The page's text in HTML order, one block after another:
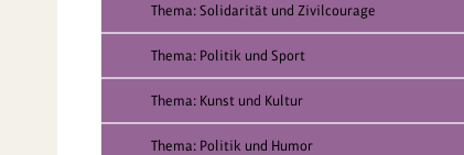
Thema: Solidarität und Zivilcourage
Thema: Politik und Sport
Thema: Kunst und Kultur
Thema: Politik und Humor